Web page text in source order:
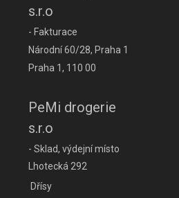
s.r.o
- Fakturace
Národní 60/28, Praha 1
Praha 1, 110 00
PeMi drogerie
s.r.o
- Sklad, výdejní místo
Lhotecká 292
Dřísy